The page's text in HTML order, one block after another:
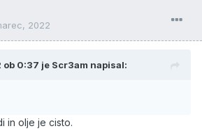
2022
ob 0:37 je Scr3am napisal:
in olje je cisto.